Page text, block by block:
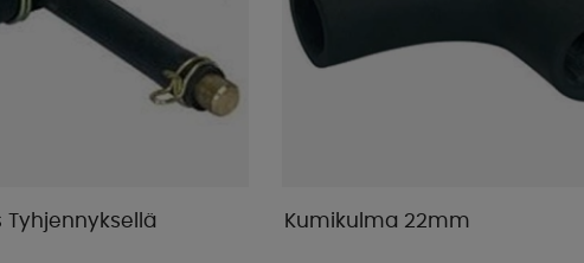
Tyhjennyksellä Kumikulma 22mm